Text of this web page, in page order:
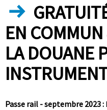
EN
LA DOUANE
Passe rail - septembre 2023 :